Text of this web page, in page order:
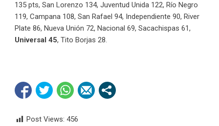
135 pts, San Lorenzo 134, Juventud Unida 122, Río Negro
119, Campana 108, San Rafael 94, Independiente 90, River
Plate 86, Nueva Unión 72, Nacional 69, Sacachispas 61,
Universal 45, Tito Borjas 28.
Post Views: 456